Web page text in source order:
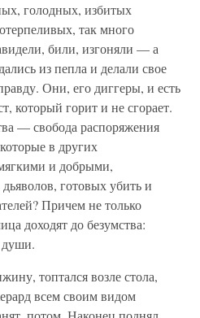
голодных, избитых
так много
били, изгоняли — а
из пепла и делали свое
Они, его диггеры, и есть
который горит и не сгорает.
— свобода распоряжения
в других
и добрыми,
готовых убить и
Причем не только
доходят до безумства:
души.
топтался возле стола,
всем своим видом